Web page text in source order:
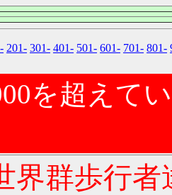
201- 301- 401- 501- 601- 701- 801-
を超えて
世界群歩行